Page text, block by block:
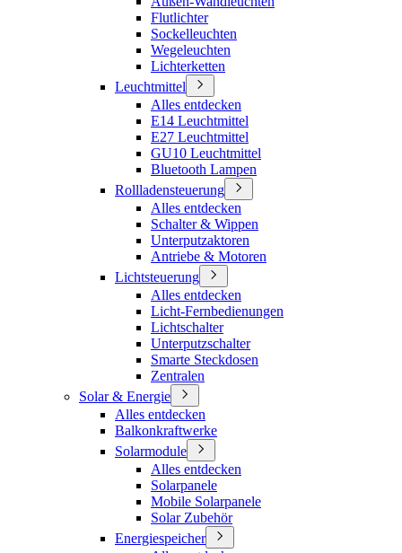
Flutlichter
Sockelleuchten
Wegeleuchten
Lichterketten
Leuchtmittel
Alles entdecken
E14 Leuchtmittel
E27 Leuchtmittel
GU10 Leuchtmittel
Bluetooth Lampen
Rollladensteuerung
Alles entdecken
Schalter & Wippen
Unterputzaktoren
Antriebe & Motoren
Lichtsteuerung
Alles entdecken
Licht-Fernbedienungen
Lichtschalter
Unterputzschalter
Smarte Steckdosen
Zentralen
Solar & Energie
Alles entdecken
Balkonkraftwerke
Solarmodule
Alles entdecken
Solarpanele
Mobile Solarpanele
Solar Zubehör
Energiespeicher